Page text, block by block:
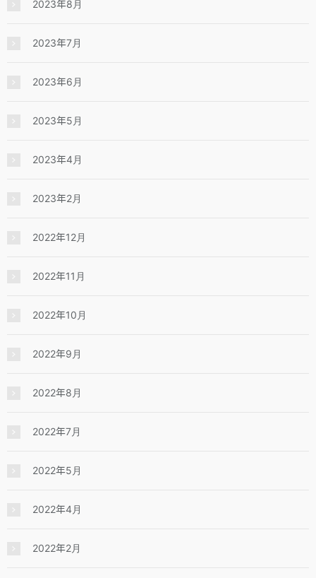
2023年8月
2023年7月
2023年6月
2023年5月
2023年4月
2023年2月
2022年12月
2022年11月
2022年10月
2022年9月
2022年8月
2022年7月
2022年5月
2022年4月
2022年2月